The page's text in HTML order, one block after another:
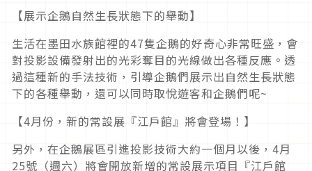
【展示企鵝自然生長狀態下的舉動】
生活在墨田水族館裡的47隻企鵝的好奇心非常旺盛，會
對投影設備發射出的光彩奪目的光線做出各種反應。透
過這種新的手法技術，引導企鵝們展示出自然生長狀態
下的各種舉動，還可以同時取悅遊客和企鵝們呢~
【4月份，新的常設展『江戶館』將會登場！】
另外，在企鵝展區引進投影技術大約一個月以後，4月
25號（週六）將會開放新增的常設展示項目『江戶館